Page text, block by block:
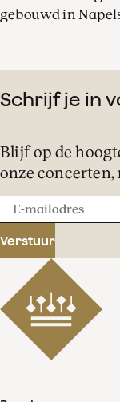
gebouwd in
Schrijf je in
Blijf op de
onze
E-
mailadres
Verstuur